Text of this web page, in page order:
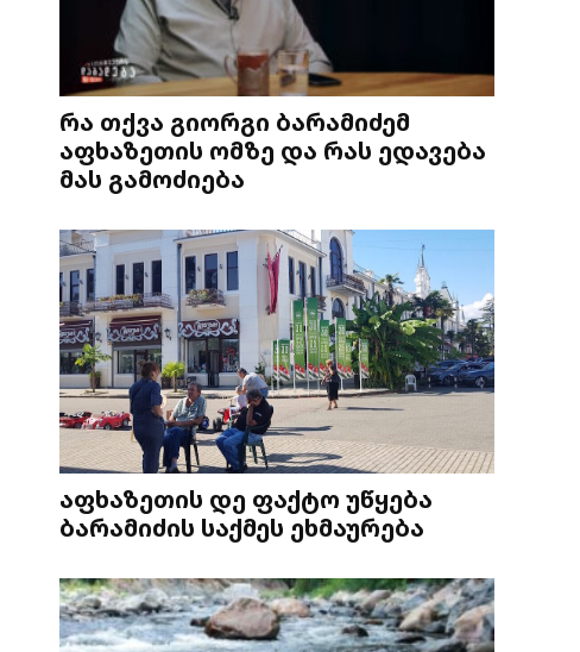
რა თქვა გიორგი ბარამიძემ
აფხაზეთის ომზე და რას ედავება
მას გამოძიება
აფხაზეთის დე ფაქტო უწყება
ბარამიძის საქმეს ეხმაურება